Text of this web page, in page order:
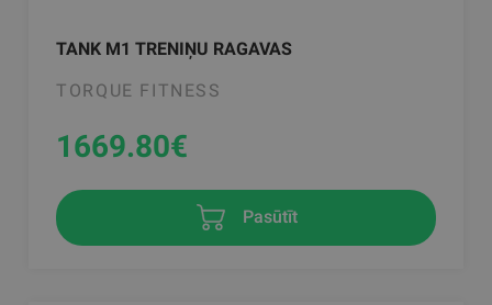
TANK M1 TRENIŅU RAGAVAS
TORQUE FITNESS
1669.80€
Pasūtīt